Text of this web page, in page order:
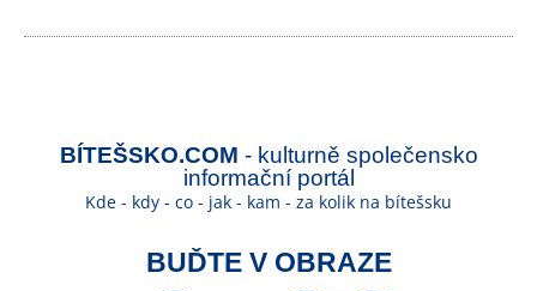
BÍTEŠSKO.COM - kulturně společensko
informační portál
Kde - kdy - co - jak - kam - za kolik na bítešsku
BUĎTE V OBRAZE